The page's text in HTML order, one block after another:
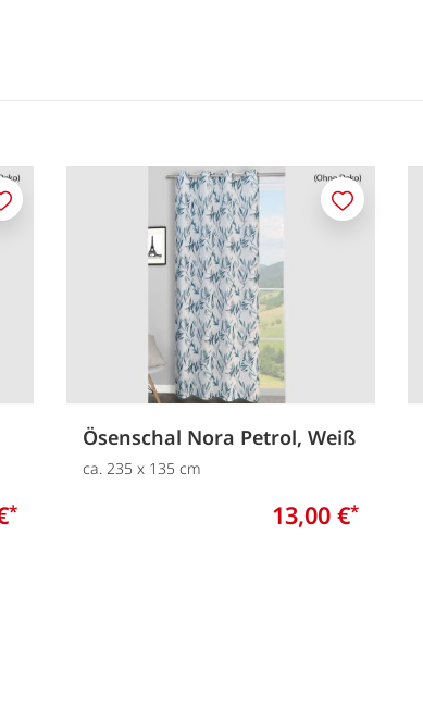
*
Merken
Ösenschal Nora Petrol, Weiß
ca. 235 x 135 cm
13,00 €*
Merken